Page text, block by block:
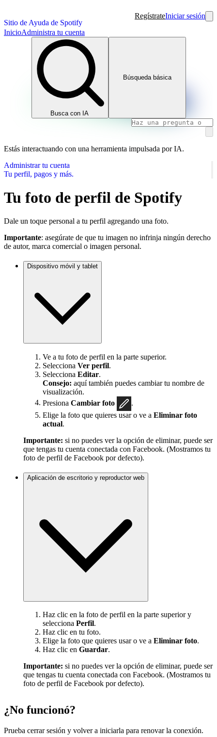
Sitio de Ayuda de Spotify
RegístrateIniciar sesión
InicioAdministra tu cuenta
Busca con IA
Búsqueda básica
Estás interactuando con una herramienta impulsada por IA.
Administrar tu cuenta
Tu perfil, pagos y más.
Tu foto de perfil de Spotify
Dale un toque personal a tu perfil agregando una foto.
Importante: asegúrate de que tu imagen no infrinja ningún derecho
de autor, marca comercial o imagen personal.
Dispositivo móvil y tablet
Ve a tu foto de perfil en la parte superior.
Selecciona Ver perfil.
Selecciona Editar.
Consejo: aquí también puedes cambiar tu nombre de
visualización.
Presiona Cambiar foto
.
Elige la foto que quieres usar o ve a Eliminar foto
actual.
Importante: si no puedes ver la opción de eliminar, puede ser
que tengas tu cuenta conectada con Facebook. (Mostramos tu
foto de perfil de Facebook por defecto).
Aplicación de escritorio y reproductor web
Haz clic en la foto de perfil en la parte superior y
selecciona Perfil.
Haz clic en tu foto.
Elige la foto que quieres usar o ve a Eliminar foto.
Haz clic en Guardar.
Importante: si no puedes ver la opción de eliminar, puede ser
que tengas tu cuenta conectada con Facebook. (Mostramos tu
foto de perfil de Facebook por defecto).
¿No funcionó?
Prueba cerrar sesión y volver a iniciarla para renovar la conexión.